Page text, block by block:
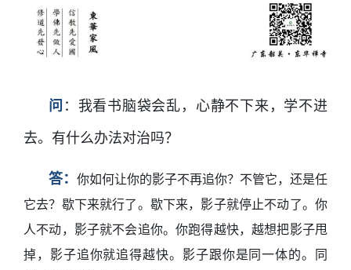
问 ：我看书脑袋会乱，心静不下来，学不进
去。有什么办法对治吗？
答： 你如何让你的影子不再追你？不管它，还是任
它去？歇下来就行了。歇下来，影子就停止不动了。你
人不动，影子就不会追你。你跑得越快，越想把影子甩
掉，影子追你就追得越快。影子跟你是同一体的。同